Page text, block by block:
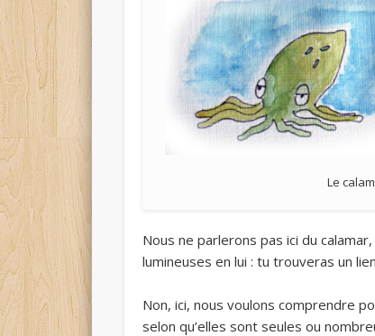
Le
Nous ne parlerons pas ici du
lumineuses en lui : tu trouveras un
Non, ici, nous voulons comprendre
selon qu’elles sont seules ou